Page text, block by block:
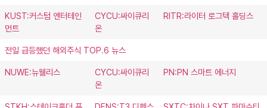
KUST:커스텀 엔터테인
먼트
CYCU:싸이큐리
온
RITR:라이터 로그텍 홀딩스
전일 급등했던 해외주식 TOP.6 뉴스
NUWE:뉴웰리스
CYCU:싸이큐리
온
PN:PN 스마트 에너지